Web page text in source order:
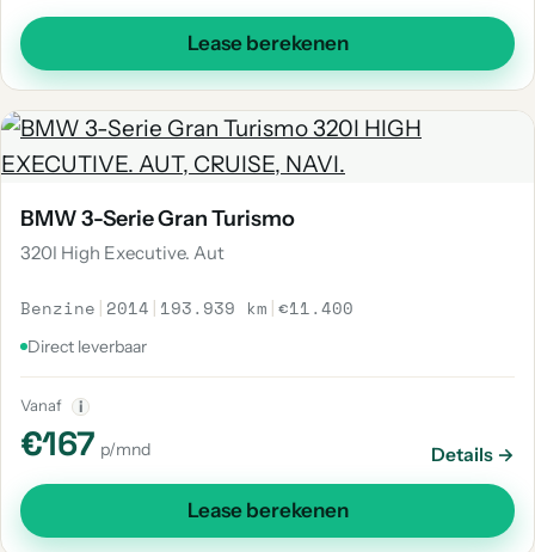
Lease berekenen
BMW 3-Serie Gran Turismo
320I High Executive. Aut
Benzine | 2014 | 193.939 km |€11.400
Direct leverbaar
Vanaf i
€167 p/mnd Details →
Lease berekenen